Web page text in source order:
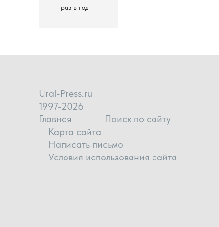
раз в год
Ural-Press.ru
1997-2026
Главная
Поиск по сайту
Карта сайта
Написать письмо
Условия использования сайта